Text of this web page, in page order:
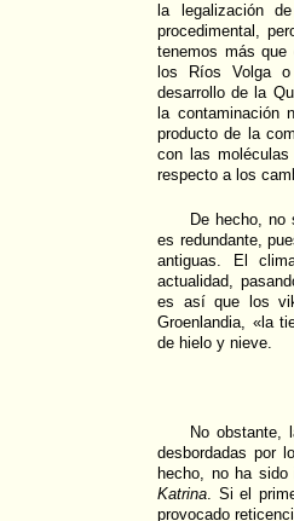
la legalización
procedimental,
tenemos más que
los Ríos Volga o
desarrollo de la
la contaminación
producto de la
con las
respecto a los
De hecho,
es redundante,
antiguas. El
actualidad,
es así que los
Groenlandia, «la
de hielo y nieve.
No obstante,
desbordadas por
hecho, no ha
Katrina. Si el
provocado